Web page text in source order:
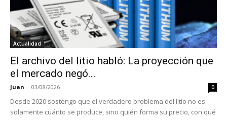
Actualidad
El archivo del litio habló: La proyección que
el mercado negó...
Juan - 03/08/2026 0
Desde 2020 sostengo que el verdadero problema del litio no es
solamente cuánto se produce, sino quién forma su precio, con qué